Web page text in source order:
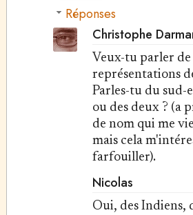
Réponses
Christophe
Veux-tu parler de
représentations
Parles-tu du sud-
ou des deux ? (a
de nom qui me
mais cela
farfouiller).
Nicolas
Oui, des Indiens,